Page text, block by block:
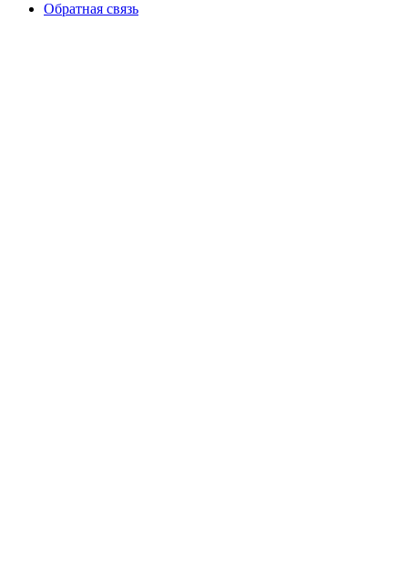
Обратная связь